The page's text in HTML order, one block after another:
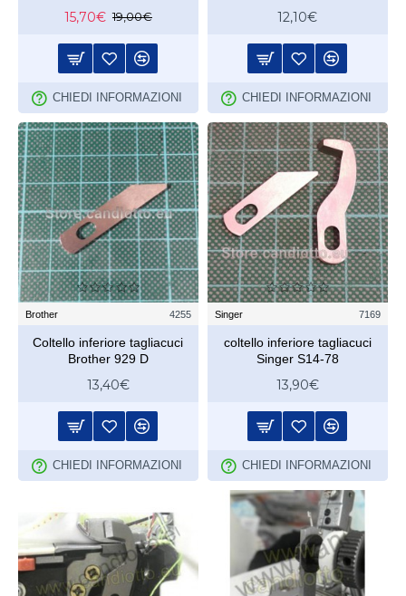
15,70€ 19,00€
CHIEDI INFORMAZIONI
12,10€
CHIEDI INFORMAZIONI
Brother 4255
Coltello inferiore tagliacuci
Brother 929 D
13,40€
CHIEDI INFORMAZIONI
Singer 7169
coltello inferiore tagliacuci
Singer S14-78
13,90€
CHIEDI INFORMAZIONI